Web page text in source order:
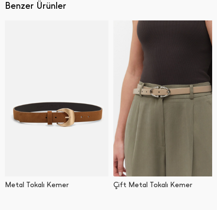
Benzer Ürünler
Metal Tokalı Kemer Çift Metal Tokalı Kemer